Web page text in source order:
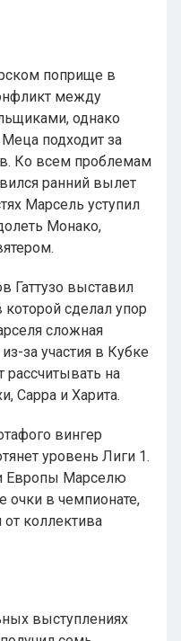
поприще в
между
однако
подходит за
Ко всем проблемам
ранний вылет
Марсель уступил
Монако,
Гаттузо выставил
сделал упор
сложная
за участия в Кубке
на
Сарра и Харита.
вингер
уровень Лиги 1.
Европы Марселю
очки в чемпионате,
от коллектива
выступлениях